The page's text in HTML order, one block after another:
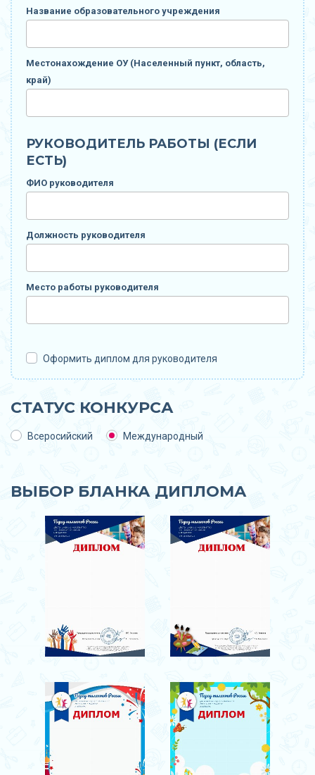
Название образовательного учреждения
Местонахождение ОУ (Населенный пункт, область,
край)
РУКОВОДИТЕЛЬ РАБОТЫ (ЕСЛИ
ЕСТЬ)
ФИО руководителя
Должность руководителя
Место работы руководителя
Оформить диплом для руководителя
СТАТУС КОНКУРСА
Всеросийский Международный
ВЫБОР БЛАНКА ДИПЛОМА